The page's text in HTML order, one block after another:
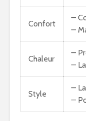
Confort
–
–
Chaleur
–
–
Style
–
–